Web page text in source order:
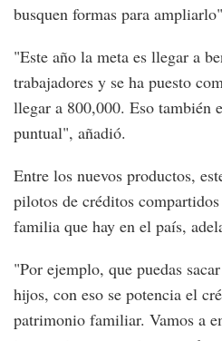
busquen formas para
"Este año la meta es llegar a
trabajadores y se ha puesto
llegar a 800,000. Eso también
puntual", añadió.
Entre los nuevos productos,
pilotos de créditos
familia que hay en el país,
"Por ejemplo, que puedas
hijos, con eso se potencia el
patrimonio familiar. Vamos a